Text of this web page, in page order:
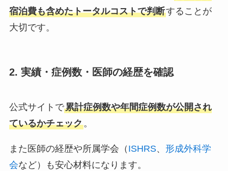
宿泊費も含めたトータルコストで判断することが
大切です。
2. 実績・症例数・医師の経歴を確認
公式サイトで累計症例数や年間症例数が公開され
ているかチェック。
また医師の経歴や所属学会（ ISHRS、 形成外科学
会など）も安心材料になります。